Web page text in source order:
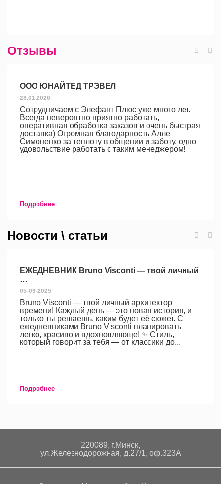
Отзывы
ООО ЮНАЙТЕД ТРЭВЕЛ
28.01.2026
Сотрудничаем с Элефант Плюс уже много лет.
Всегда невероятно приятно работать,
оперативная обработка заказов и очень быстрая
доставка) Огромная благодарность Алле
Симоненко за теплоту в общении и заботу, одно
удовольствие работать с таким менеджером!
Подробнее
Новости \ статьи
ЕЖЕДНЕВНИК Bruno Visconti — твой личный
…
05-09-2025
Bruno Visconti — твой личный архитектор
времени! Каждый день — это новая история, и
только ты решаешь, каким будет её сюжет. С
ежедневниками Bruno Visconti планировать
легко, красиво и вдохновляюще! ✨ Стиль,
который говорит за тебя — от классики до...
Подробнее
220089, г.Минск,
ул.Железнодорожная, д.27/1, оф.323А